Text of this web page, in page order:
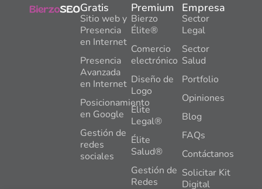
Gratis
Sitio web y
Presencia
en Internet
Presencia
Avanzada
en Internet
Posicionamiento
en Google
Gestión de
redes
sociales
Premium
Bierzo
Élite®
Comercio
electrónico
Diseño de
Logo
Élite
Legal®
Élite
Salud®
Gestión de
Redes
Empresa
Sector
Legal
Sector
Salud
Portfolio
Opiniones
Blog
FAQs
Contáctanos
Solicitar Kit
Digital